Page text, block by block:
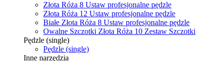
Złota Róża 8 Ustaw profesjonalne pędzle
Złota Róża 12 Ustaw profesjonalne pędzle
Białe Złota Róża 8 Ustaw profesjonalne pędzle
Owalne Szczotki Złota Róża 10 Zestaw Szczotki
Pędzle (single)
Pędzle (single)
Inne narzędzia